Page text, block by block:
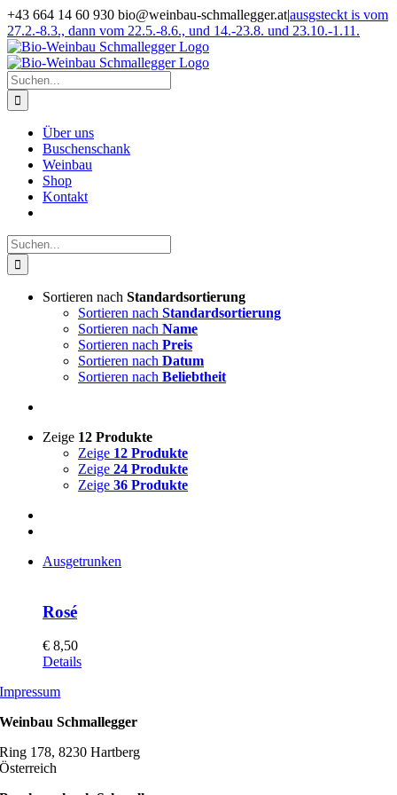
Zum
Inhalt
springen
+43 664 14 60 930 bio@weinbau-schmallegger.at|ausgsteckt is vom
27.2.-8.3., dann vom 22.5.-8.6., und 14.-23.8. und 23.10.-1.11.
Facebook
Instagram
Suche
nach:
Über uns
Buschenschank
Weinbau
Shop
Kontakt
Suche
nach:
Sortieren nach Standardsortierung
Sortieren nach Standardsortierung
Sortieren nach Name
Sortieren nach Preis
Sortieren nach Datum
Sortieren nach Beliebtheit
Zeige 12 Produkte
Zeige 12 Produkte
Zeige 24 Produkte
Zeige 36 Produkte
Ausgetrunken
Rosé
€ 8,50
Details
Impressum
Weinbau Schmallegger
Ring 178, 8230 Hartberg
Österreich